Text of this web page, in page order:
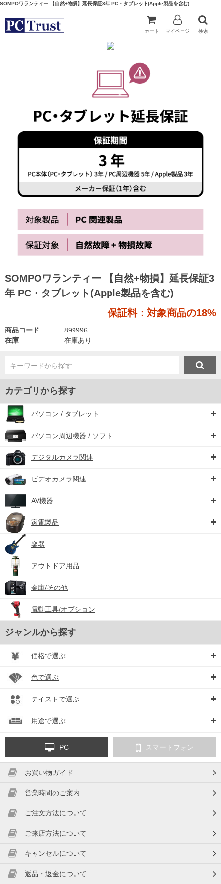
SOMPOワランティー 【自然+物損】延長保証3年 PC・タブレット(Apple製品を含む)
カート マイページ 検索
SOMPOワランティー 【自然+物損】延長保証3
年 PC・タブレット(Apple製品を含む)
保証料：対象商品の18%
商品コード
899996
在庫
在庫あり
キーワードから探す
カテゴリから探す
パソコン / タブレット
パソコン周辺機器 / ソフト
デジタルカメラ関連
ビデオカメラ関連
AV機器
家電製品
楽器
アウトドア用品
金庫/その他
電動工具/オプション
ジャンルから探す
価格で選ぶ
色で選ぶ
テイストで選ぶ
用途で選ぶ
PC スマートフォン
お買い物ガイド
営業時間のご案内
ご注文方法について
ご来店方法について
キャンセルについて
返品・返金について